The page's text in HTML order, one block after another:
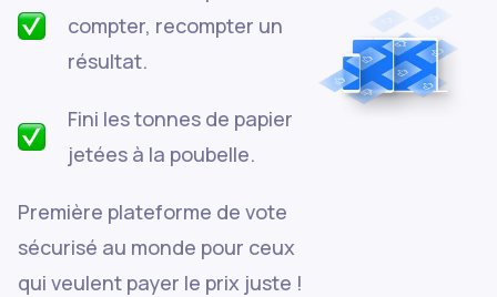
compter, recompter un
résultat.
Fini les tonnes de papier
jetées à la poubelle.
Première plateforme de vote
sécurisé au monde pour ceux
qui veulent payer le prix juste !